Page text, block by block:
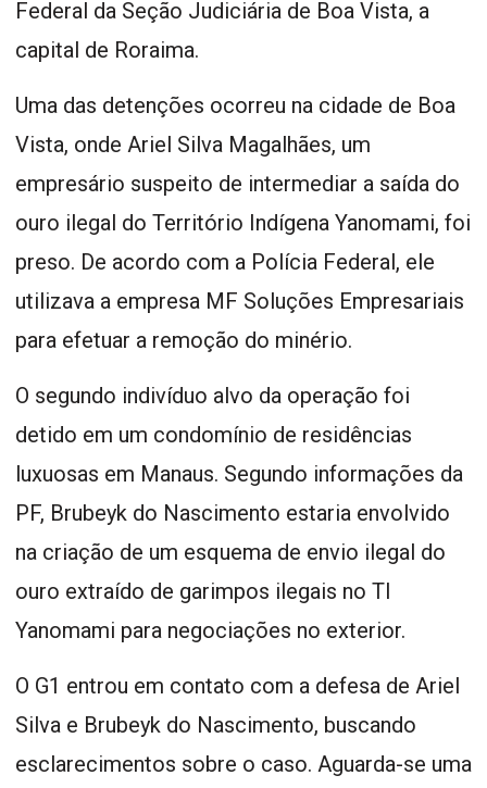
Federal da Seção Judiciária de Boa Vista, a
capital de Roraima.
Uma das detenções ocorreu na cidade de Boa
Vista, onde Ariel Silva Magalhães, um
empresário suspeito de intermediar a saída do
ouro ilegal do Território Indígena Yanomami, foi
preso. De acordo com a Polícia Federal, ele
utilizava a empresa MF Soluções Empresariais
para efetuar a remoção do minério.
O segundo indivíduo alvo da operação foi
detido em um condomínio de residências
luxuosas em Manaus. Segundo informações da
PF, Brubeyk do Nascimento estaria envolvido
na criação de um esquema de envio ilegal do
ouro extraído de garimpos ilegais no TI
Yanomami para negociações no exterior.
O G1 entrou em contato com a defesa de Ariel
Silva e Brubeyk do Nascimento, buscando
esclarecimentos sobre o caso. Aguarda-se uma